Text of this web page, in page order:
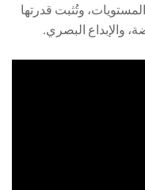
وتُثبت قدرتها
والإبداع البصري.